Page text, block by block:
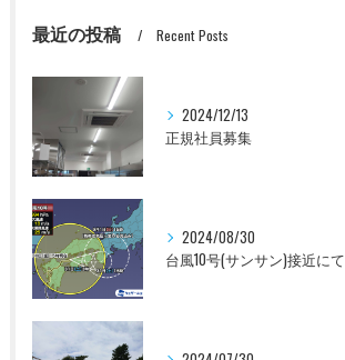
最近の投稿 Recent Posts
2024/12/13
正規社員募集
2024/08/30
台風10号(サンサン)接近にて